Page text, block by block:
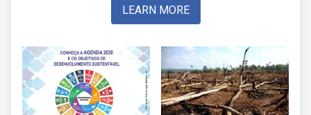
LEARN MORE